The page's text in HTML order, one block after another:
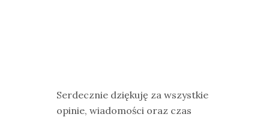
Serdecznie dziękuję za wszystkie
opinie, wiadomości oraz czas